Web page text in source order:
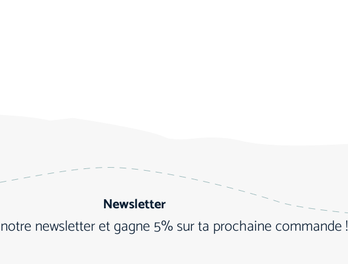
Newsletter
newsletter et gagne 5% sur ta prochaine commande !